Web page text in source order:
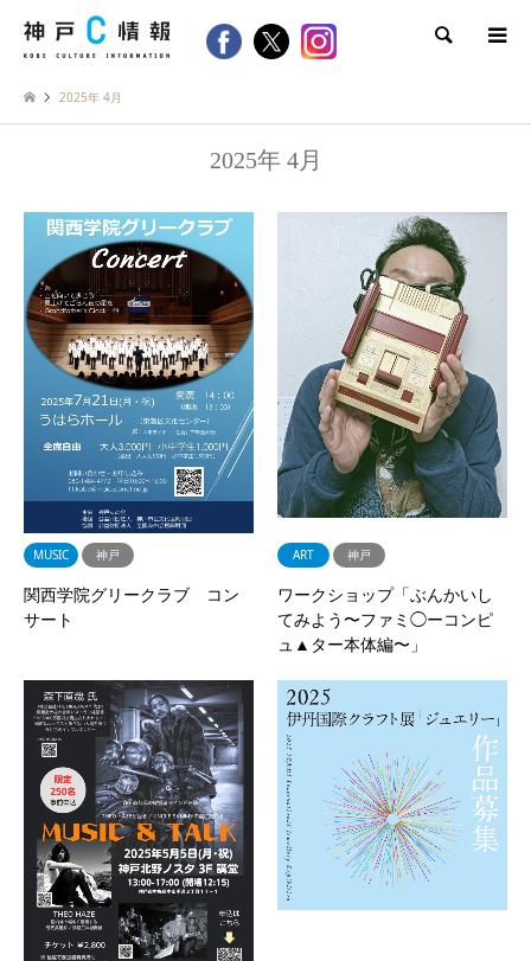
検索
2025年 4月
2025年 4月
MUSIC 神戸
関西学院グリークラブ コン
サート
ART 神戸
ワークショップ「ぶんかいし
てみよう〜ファミ◯ーコンピ
ュ▲ター本体編〜」